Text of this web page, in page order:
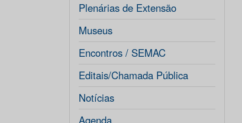
Plenárias de Extensão
Museus
Encontros / SEMAC
Editais/Chamada Pública
Notícias
Agenda